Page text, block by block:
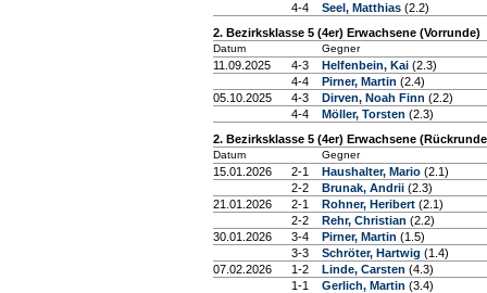
4-4
Seel, Matthias (2.2)
2. Bezirksklasse 5 (4er) Erwachsene (Vorrunde)
Datum Gegner
11.09.2025 4-3 Helfenbein, Kai (2.3)
4-4
Pirner, Martin (2.4)
05.10.2025
4-3 Dirven, Noah Finn (2.2)
4-4
Möller, Torsten (2.3)
2. Bezirksklasse 5 (4er) Erwachsene
Datum Gegner
15.01.2026 2-1 Haushalter, Mario (2.1)
2-2
Brunak, Andrii (2.3)
21.01.2026
2-1 Rohner, Heribert (2.1)
2-2
Rehr, Christian (2.2)
30.01.2026
3-4 Pirner, Martin (1.5)
3-3
Schröter, Hartwig (1.4)
07.02.2026
1-2 Linde, Carsten (4.3)
1-1
Gerlich, Martin (3.4)